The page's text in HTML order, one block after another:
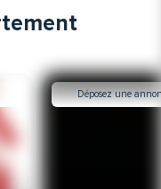
Déposez une